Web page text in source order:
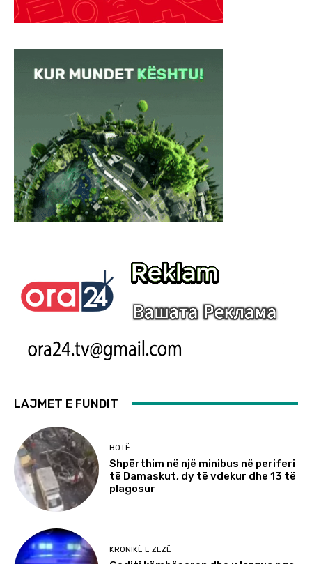
LAJMET E FUNDIT
BOTË
Shpërthim në një minibus në periferi
të Damaskut, dy të vdekur dhe 13 të
plagosur
KRONIKË E ZEZË